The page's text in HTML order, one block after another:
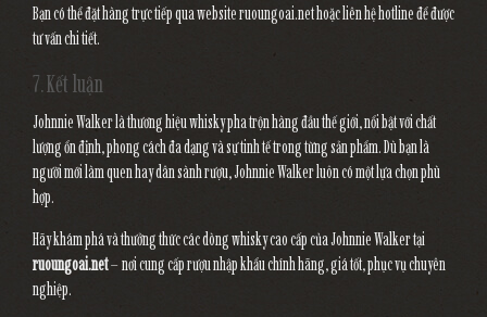
Bạn có thể đặt hàng trực tiếp qua websiteruoungoai.nethoặc liên hệ hotline để được
tư vấn chi tiết.
7. Kết luận
Johnnie Walker là thương hiệu whisky pha trộn hàng đầu thế giới, nổi bật với chất
lượng ổn định, phong cách đa dạng và sự tinh tế trong từng sản phẩm. Dù bạn là
người mới làm quen hay dân sành rượu, Johnnie Walker luôn có một lựa chọn phù
hợp.
Hãy khám phá và thưởng thức các dòng whisky cao cấp của Johnnie Walker tại
ruoungoai.net– nơi cung cấp rượu nhập khẩu chính hãng, giá tốt, phục vụ chuyên
nghiệp.